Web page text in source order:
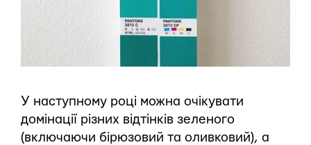
У наступному році можна очікувати
домінації різних відтінків зеленого
(включаючи бірюзовий та оливковий), а